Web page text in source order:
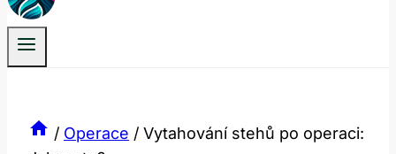
/ Operace / Vytahování stehů po operaci: